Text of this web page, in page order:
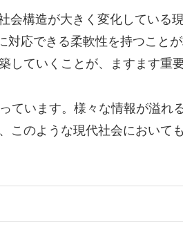
構造が大きく変化している
応できる柔軟性を持つこと
ていくことが、ますます重
ています。様々な情報が溢れる
このような現代社会において